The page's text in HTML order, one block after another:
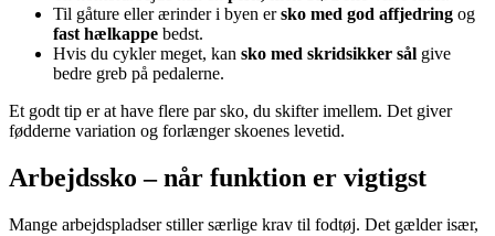
Til gåture eller ærinder i byen ersko med god affjedring og
fast hælkappe bedst.
Hvis du cykler meget, kan sko med skridsikker sål give
bedre greb på pedalerne.
Et godt tip er at have flere par sko, du skifter imellem. Det giver
fødderne variation og forlænger skoenes levetid.
Arbejdssko – når funktion er vigtigst
Mange arbejdspladser stiller særlige krav til fodtøj. Det gælder især,